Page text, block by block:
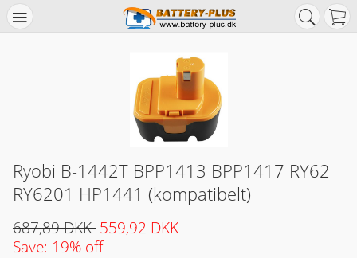
Ryobi B-1442T BPP1413 BPP1417 RY62
RY6201 HP1441 (kompatibelt)
687,89 DKK 559,92 DKK
Save: 19% off